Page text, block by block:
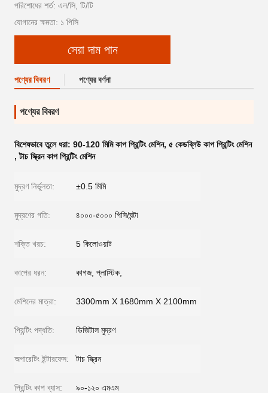
পরিশোধের শর্ত: এল/সি, টি/টি
যোগানের ক্ষমতা: ১ পিসি
সেরা দাম পান
পণ্যের বিবরণ পণ্যের বর্ণনা
পণ্যের বিবরণ
বিশেষভাবে তুলে ধরা: 90-120 মিমি কাপ প্রিন্টিং মেশিন, ৫ কেডব্লিউ কাপ প্রিন্টিং মেশিন
,টাচ স্ক্রিন কাপ প্রিন্টিং মেশিন
মুদ্রণ নির্ভুলতা: ±0.5 মিমি
মুদ্রণের গতি: ৪০০০-৫০০০ পিসি/ঘন্টা
শক্তি খরচ: 5 কিলোওয়াট
কাপের ধরন: কাগজ, প্লাস্টিক,
মেশিনের মাত্রা: 3300mm X 1680mm X 2100mm
প্রিন্টিং পদ্ধতি: ডিজিটাল মুদ্রণ
অপারেটিং ইন্টারফেস: টাচ স্ক্রিন
প্রিন্টিং কাপ ব্যাস: ৯০-১২০ এমএম